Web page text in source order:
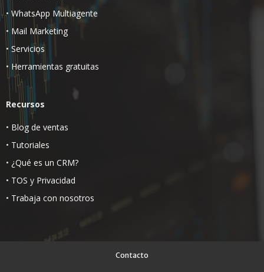
• WhatsApp Multiagente
• Mail Marketing
• Servicios
• Herramientas gratuitas
Recursos
• Blog de ventas
• Tutoriales
• ¿Qué es un CRM?
• TOS y Privacidad
• Trabaja con nosotros
Contacto